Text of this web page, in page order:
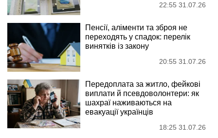
22:55 31.07.26
Пенсії, аліменти та зброя не
переходять у спадок: перелік
винятків із закону
20:55 31.07.26
Передоплата за житло, фейкові
виплати й псевдоволонтери: як
шахраї наживаються на
евакуації українців
18:25 31.07.26